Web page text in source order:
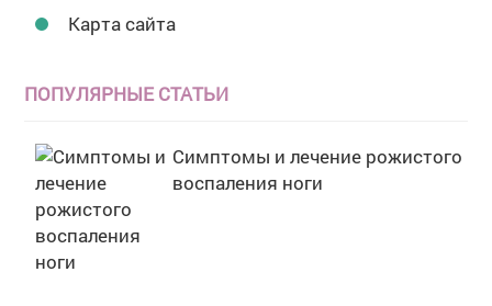
Карта сайта
ПОПУЛЯРНЫЕ СТАТЬИ
Симптомы и лечение рожистого
воспаления ноги